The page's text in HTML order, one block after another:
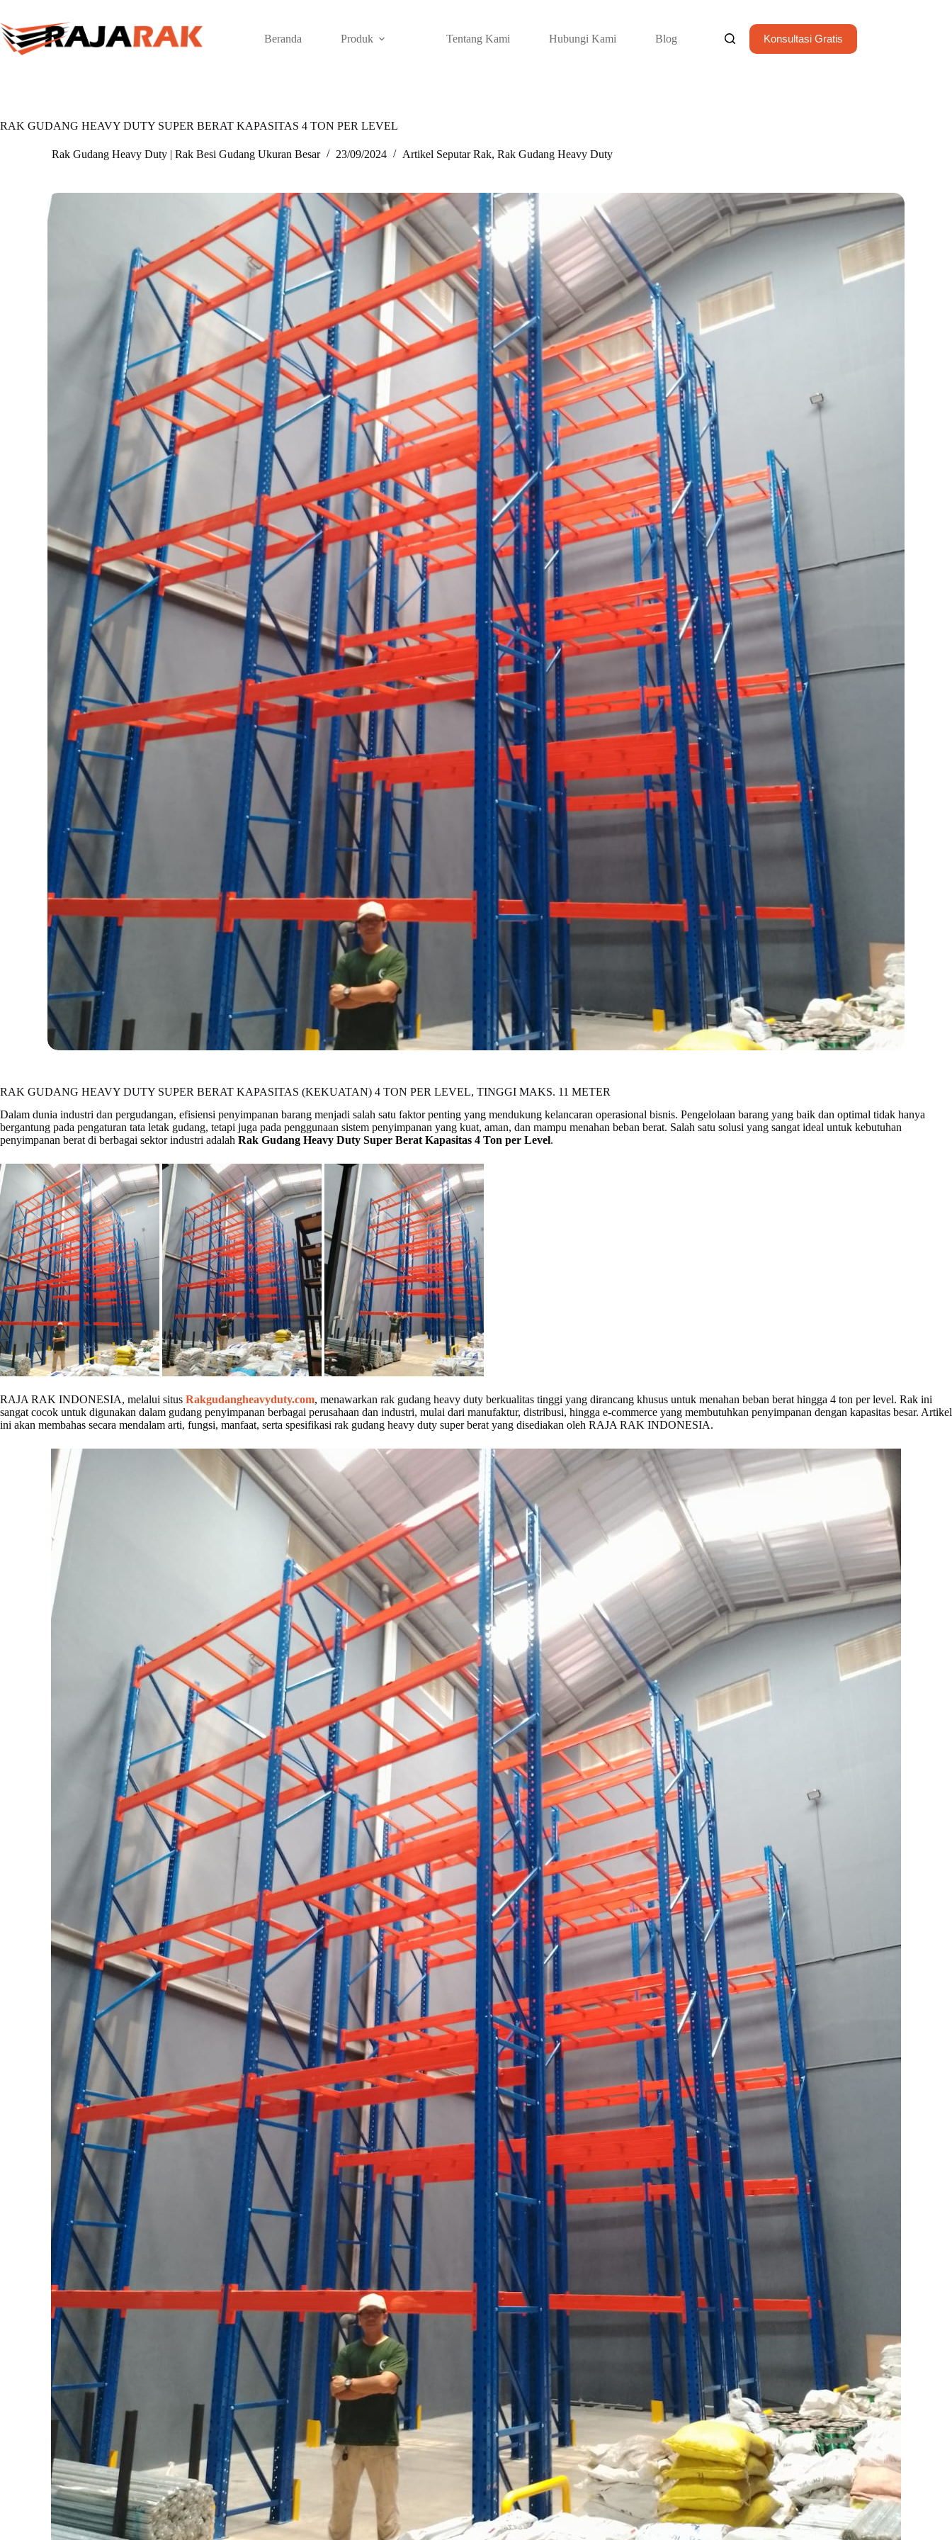
content
Beranda Produk Tentang Kami Hubungi Kami Blog Konsultasi Gratis
RAK GUDANG HEAVY DUTY SUPER BERAT KAPASITAS 4 TON PER LEVEL
Rak Gudang Heavy Duty | Rak Besi Gudang Ukuran Besar 23/09/2024 Artikel Seputar Rak, Rak Gudang Heavy Duty
RAK GUDANG HEAVY DUTY SUPER BERAT KAPASITAS (KEKUATAN) 4 TON PER LEVEL, TINGGI MAKS. 11 METER
Dalam dunia industri dan pergudangan, efisiensi penyimpanan barang menjadi salah satu faktor penting yang mendukung kelancaran operasional bisnis. Pengelolaan barang yang baik dan optimal tidak hanya
bergantung pada pengaturan tata letak gudang, tetapi juga pada penggunaan sistem penyimpanan yang kuat, aman, dan mampu menahan beban berat. Salah satu solusi yang sangat ideal untuk kebutuhan
penyimpanan berat di berbagai sektor industri adalah Rak Gudang Heavy Duty Super Berat Kapasitas 4 Ton per Level.
RAJA RAK INDONESIA, melalui situs Rakgudangheavyduty.com, menawarkan rak gudang heavy duty berkualitas tinggi yang dirancang khusus untuk menahan beban berat hingga 4 ton per level. Rak ini
sangat cocok untuk digunakan dalam gudang penyimpanan berbagai perusahaan dan industri, mulai dari manufaktur, distribusi, hingga e-commerce yang membutuhkan penyimpanan dengan kapasitas besar. Artikel
ini akan membahas secara mendalam arti, fungsi, manfaat, serta spesifikasi rak gudang heavy duty super berat yang disediakan oleh RAJA RAK INDONESIA.